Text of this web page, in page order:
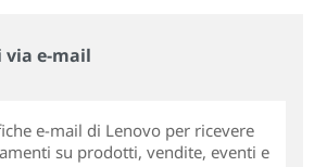
via e-mail
e-mail di Lenovo per ricevere
su prodotti, vendite, eventi e